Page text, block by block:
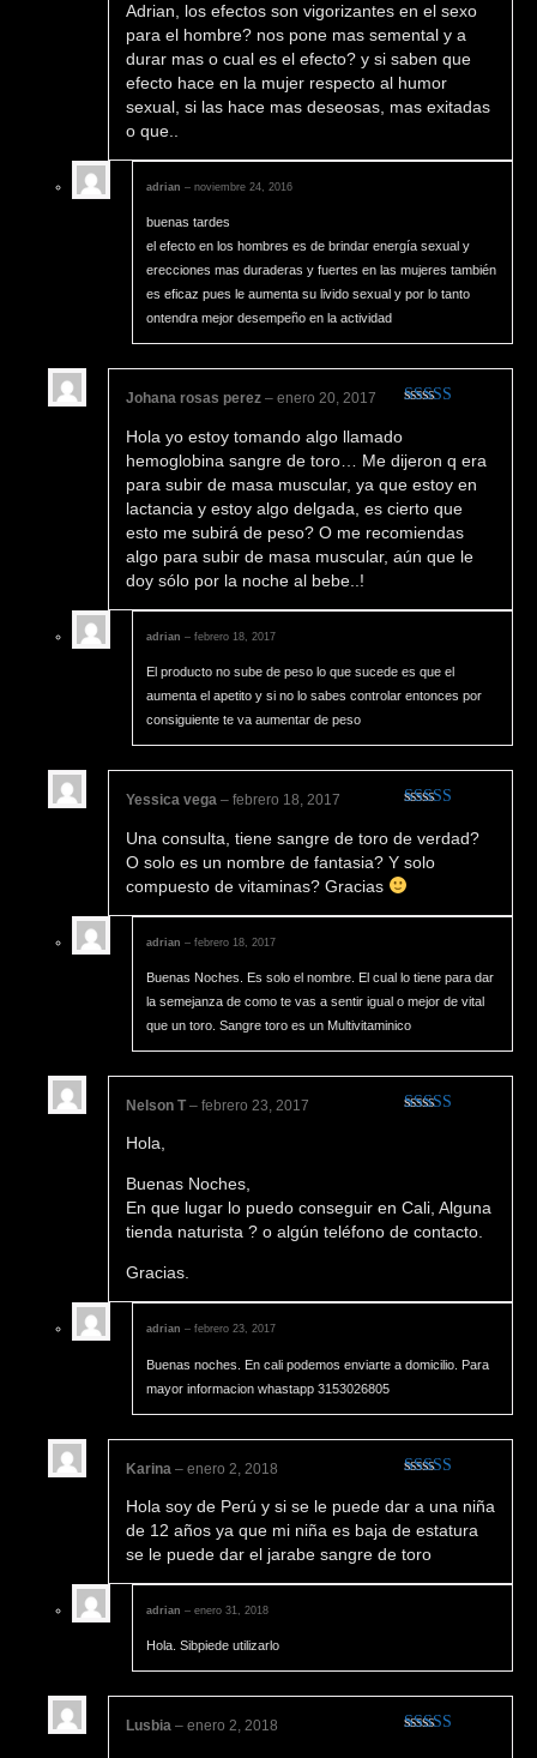
5de 5
Adrian, los efectos son vigorizantes en el sexo
para el hombre? nos pone mas semental y a
durar mas o cual es el efecto? y si saben que
efecto hace en la mujer respecto al humor
sexual, si las hace mas deseosas, mas exitadas
o que..
adrian – noviembre 24, 2016
buenas tardes
el efecto en los hombres es de brindar energía sexual y
erecciones mas duraderas y fuertes en las mujeres también
es eficaz pues le aumenta su livido sexual y por lo tanto
ontendra mejor desempeño en la actividad
Johana rosas perez – enero 20, 2017
Hola yo estoy tomando algo llamado
hemoglobina sangre de toro… Me dijeron q era
para subir de masa muscular, ya que estoy en
lactancia y estoy algo delgada, es cierto que
esto me subirá de peso? O me recomiendas
algo para subir de masa muscular, aún que le
doy sólo por la noche al bebe..!
adrian – febrero 18, 2017
El producto no sube de peso lo que sucede es que el
aumenta el apetito y si no lo sabes controlar entonces por
consiguiente te va aumentar de peso
5 de 5
Yessica vega – febrero 18, 2017
Una consulta, tiene sangre de toro de verdad?
O solo es un nombre de fantasia? Y solo
compuesto de vitaminas? Gracias
adrian – febrero 18, 2017
Buenas Noches. Es solo el nombre. El cual lo tiene para dar
la semejanza de como te vas a sentir igual o mejor de vital
que un toro. Sangre toro es un Multivitaminico
Nelson T– febrero 23, 2017
Hola,
Buenas Noches,
En que lugar lo puedo conseguir en Cali, Alguna
tienda naturista ? o algún teléfono de contacto.
Gracias.
adrian – febrero 23, 2017
Buenas noches. En cali podemos enviarte a domicilio. Para
mayor informacion whastapp 3153026805
5 de 5
Karina – enero 2, 2018
Hola soy de Perú y si se le puede dar a una niña
de 12 años ya que mi niña es baja de estatura
se le puede dar el jarabe sangre de toro
adrian – enero 31, 2018
Hola. Sibpiede utilizarlo
Lusbia – enero 2, 2018